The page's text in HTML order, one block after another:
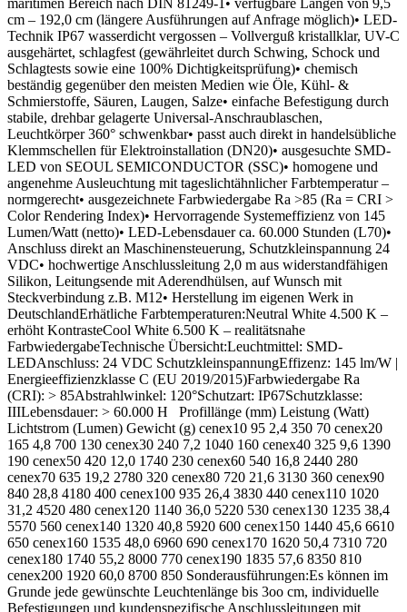
maritimen Bereich nach DIN 81249-1• verfügbare Längen von 9,5
cm – 192,0 cm (längere Ausführungen auf Anfrage möglich)• LED-
Technik IP67 wasserdicht vergossen – Vollverguß kristallklar, UV-C
ausgehärtet, schlagfest (gewährleitet durch Schwing, Schock und
Schlagtests sowie eine 100% Dichtigkeitsprüfung)• chemisch
beständig gegenüber den meisten Medien wie Öle, Kühl- &
Schmierstoffe, Säuren, Laugen, Salze• einfache Befestigung durch
stabile, drehbar gelagerte Universal-Anschraublaschen,
Leuchtkörper 360° schwenkbar• passt auch direkt in handelsübliche
Klemmschellen für Elektroinstallation (DN20)• ausgesuchte SMD-
LED von SEOUL SEMICONDUCTOR (SSC)• homogene und
angenehme Ausleuchtung mit tageslichtähnlicher Farbtemperatur –
normgerecht• ausgezeichnete Farbwiedergabe Ra >85 (Ra = CRI >
Color Rendering Index)• Hervorragende Systemeffizienz von 145
Lumen/Watt (netto)• LED-Lebensdauer ca. 60.000 Stunden (L70)•
Anschluss direkt an Maschinensteuerung, Schutzkleinspannung 24
VDC• hochwertige Anschlussleitung 2,0 m aus widerstandfähigen
Silikon, Leitungsende mit Aderendhülsen, auf Wunsch mit
Steckverbindung z.B. M12• Herstellung im eigenen Werk in
DeutschlandErhätliche Farbtemperaturen:Neutral White 4.500 K –
erhöht KontrasteCool White 6.500 K – realitätsnahe
FarbwiedergabeTechnische Übersicht:Leuchtmittel: SMD-
LEDAnschluss: 24 VDC SchutzkleinspannungEffizenz: 145 lm/W |
Energieeffizienzklasse C (EU 2019/2015)Farbwiedergabe Ra
(CRI): > 85Abstrahlwinkel: 120°Schutzart: IP67Schutzklasse:
IIILebensdauer: > 60.000 H Profillänge (mm) Leistung (Watt)
Lichtstrom (Lumen) Gewicht (g) cenex10 95 2,4 350 70 cenex20
165 4,8 700 130 cenex30 240 7,2 1040 160 cenex40 325 9,6 1390
190 cenex50 420 12,0 1740 230 cenex60 540 16,8 2440 280
cenex70 635 19,2 2780 320 cenex80 720 21,6 3130 360 cenex90
840 28,8 4180 400 cenex100 935 26,4 3830 440 cenex110 1020
31,2 4520 480 cenex120 1140 36,0 5220 530 cenex130 1235 38,4
5570 560 cenex140 1320 40,8 5920 600 cenex150 1440 45,6 6610
650 cenex160 1535 48,0 6960 690 cenex170 1620 50,4 7310 720
cenex180 1740 55,2 8000 770 cenex190 1835 57,6 8350 810
cenex200 1920 60,0 8700 850 Sonderausführungen:Es können im
Grunde jede gewünschte Leuchtenlänge bis 3oo cm, individuelle
Befestigungen und kundenspezifische Anschlussleitungen mit